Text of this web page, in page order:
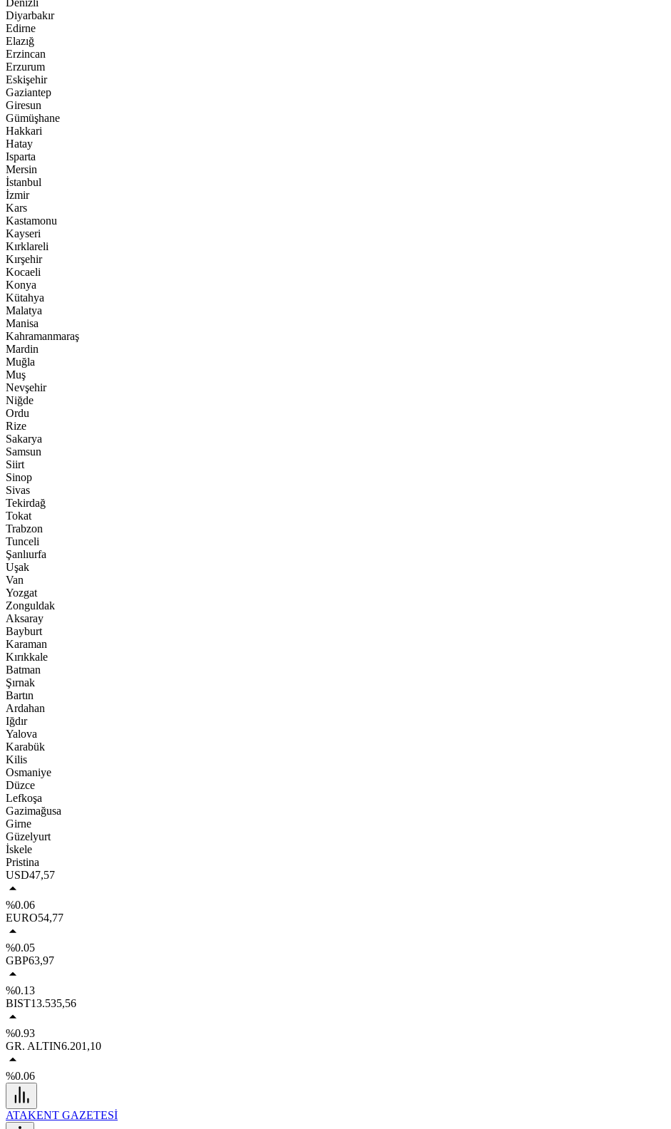
Denizli
Diyarbakır
Edirne
Elazığ
Erzincan
Erzurum
Eskişehir
Gaziantep
Giresun
Gümüşhane
Hakkari
Hatay
Isparta
Mersin
İstanbul
İzmir
Kars
Kastamonu
Kayseri
Kırklareli
Kırşehir
Kocaeli
Konya
Kütahya
Malatya
Manisa
Kahramanmaraş
Mardin
Muğla
Muş
Nevşehir
Niğde
Ordu
Rize
Sakarya
Samsun
Siirt
Sinop
Sivas
Tekirdağ
Tokat
Trabzon
Tunceli
Şanlıurfa
Uşak
Van
Yozgat
Zonguldak
Aksaray
Bayburt
Karaman
Kırıkkale
Batman
Şırnak
Bartın
Ardahan
Iğdır
Yalova
Karabük
Kilis
Osmaniye
Düzce
Lefkoşa
Gazimağusa
Girne
Güzelyurt
İskele
Pristina
USD47,57
%0.06
EURO54,77
%0.05
GBP63,97
%0.13
BIST13.535,56
%0.93
GR. ALTIN6.201,10
%0.06
ATAKENT GAZETESİ